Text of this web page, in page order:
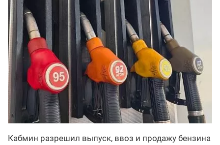
Кабмин разрешил выпуск, ввоз и продажу бензина